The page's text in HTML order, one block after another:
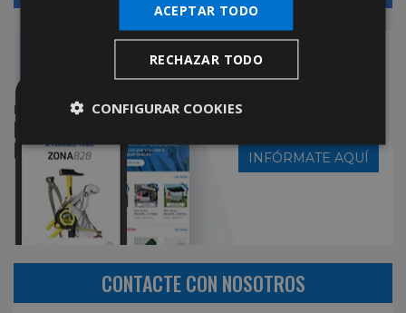
Aplicación Oficial AFT
INFÓRMATE AQUÍ
CONTACTE CON NOSOTROS
ACEPTAR TODO
RECHAZAR TODO
CONFIGURAR COOKIES